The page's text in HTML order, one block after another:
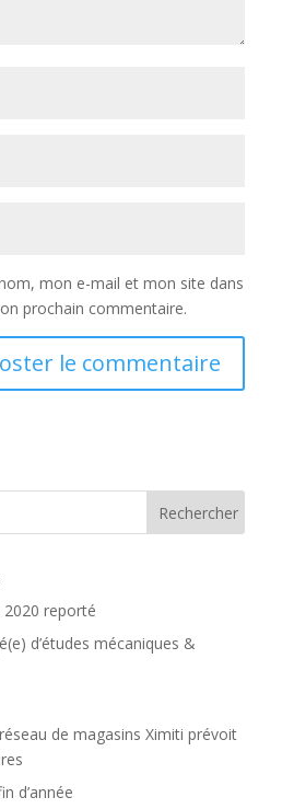
mon e-mail et mon site dans
prochain commentaire.
2020 reporté
d’études mécaniques &
de magasins Ximiti prévoit
d’année